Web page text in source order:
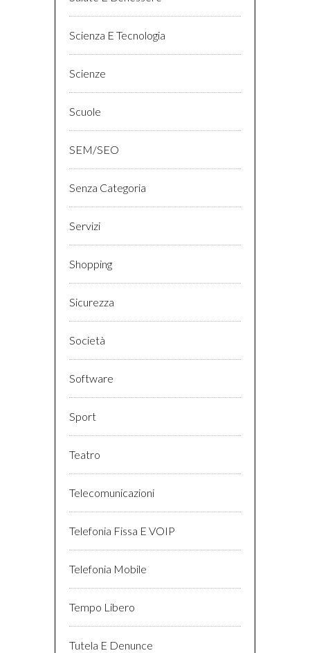
Scienza E Tecnologia
Scienze
Scuole
SEM/SEO
Senza Categoria
Servizi
Shopping
Sicurezza
Società
Software
Sport
Teatro
Telecomunicazioni
Telefonia Fissa E VOIP
Telefonia Mobile
Tempo Libero
Tutela E Denunce